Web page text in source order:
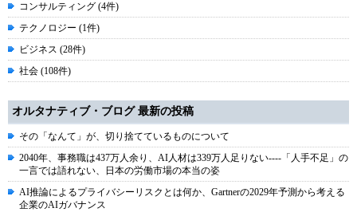
コンサルティング (4件)
テクノロジー (1件)
ビジネス (28件)
社会 (108件)
オルタナティブ・ブログ 最新の投稿
その「なんて」が、切り捨てているものについて
2040年、事務職は437万人余り、AI人材は339万人足りない----「人手不足」の
一言では語れない、日本の労働市場の本当の姿
AI推論によるプライバシーリスクとは何か、Gartnerの2029年予測から考える
企業のAIガバナンス